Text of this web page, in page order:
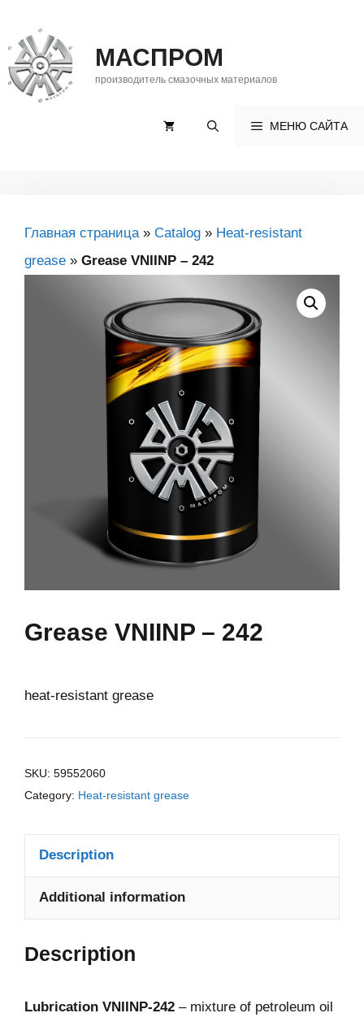
content
МАСПРОМ
производитель смазочных материалов
МЕНЮ САЙТА
Главная страница» Catalog » Heat-resistant
grease » Grease VNIINP – 242
Grease VNIINP – 242
heat-resistant grease
SKU: 59552060
Category: Heat-resistant grease
Description
Additional information
Description
Lubrication VNIINP-242 – mixture of petroleum oil